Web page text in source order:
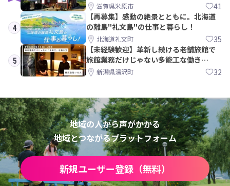
滋賀県米原市 41
4
【再募集】感動の絶景とともに。北海道
の離島"礼文島"の仕事と暮らし！
北海道礼文町 35
5
【未経験歓迎】革新し続ける老舗旅館で
旅館業務だけじゃない多能工な働き
方。 株式会社いせん
新潟県湯沢町 32
地域の人から声がかかる
地域とつながるプラットフォーム
新規ユーザー登録（無料）